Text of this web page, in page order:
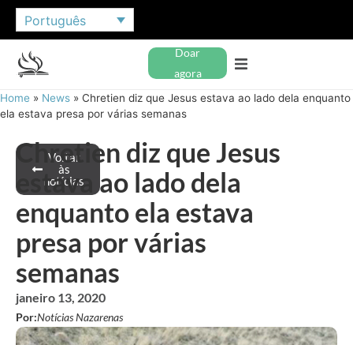
Português
Doar
agora
Home » News » Chretien diz que Jesus estava ao lado dela enquanto
ela estava presa por várias semanas
Voltar
às
notícias
Chretien diz que Jesus
estava ao lado dela
enquanto ela estava
presa por várias
semanas
janeiro 13, 2020
Por:Notícias Nazarenas